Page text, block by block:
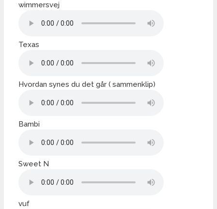
wimmersvej
Texas
Hvordan synes du det går ( sammenklip)
Bambi
Sweet N
vuf